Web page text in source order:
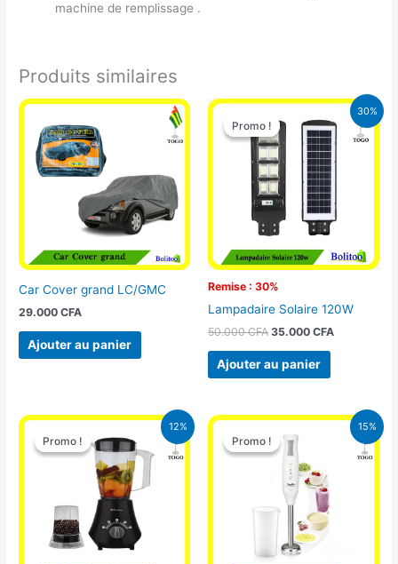
machine de remplissage .
Produits similaires
Car Cover grand LC/GMC
29.000CFA
Ajouter au panier
30%
Promo !
Remise : 30%
Promo !
Lampadaire Solaire 120W
50.000CFA
Le
prix
initial
était :
50.000 CFA.
35.000 CFA
Le
prix
actuel
est :
35.000
Ajouter au panier
12%
Promo !
Promo !
Le
prix
initial
était :
25.000 CFA.
Le
prix
actuel
est :
15%
Promo !
Promo !
Le
prix
initial
était :
12.900 CFA.
Le